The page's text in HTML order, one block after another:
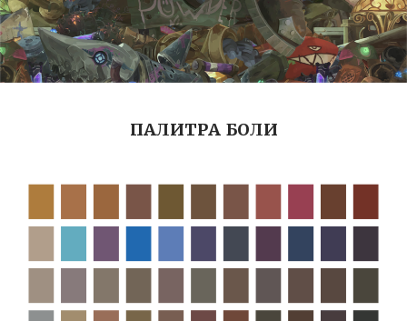
ПАЛИТРА БОЛИ